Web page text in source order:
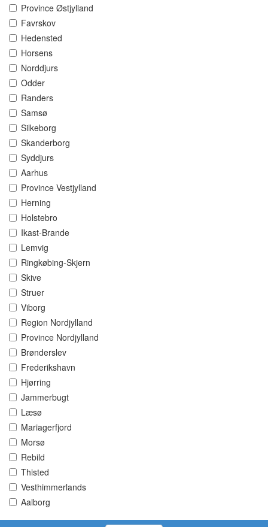
Province Østjylland
Favrskov
Hedensted
Horsens
Norddjurs
Odder
Randers
Samsø
Silkeborg
Skanderborg
Syddjurs
Aarhus
Province Vestjylland
Herning
Holstebro
Ikast-Brande
Lemvig
Ringkøbing-Skjern
Skive
Struer
Viborg
Region Nordjylland
Province Nordjylland
Brønderslev
Frederikshavn
Hjørring
Jammerbugt
Læsø
Mariagerfjord
Morsø
Rebild
Thisted
Vesthimmerlands
Aalborg